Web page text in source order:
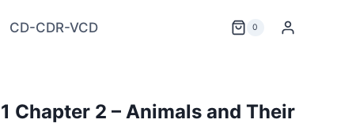
CD-CDR-VCD 0
Chapter 2 – Animals and Their